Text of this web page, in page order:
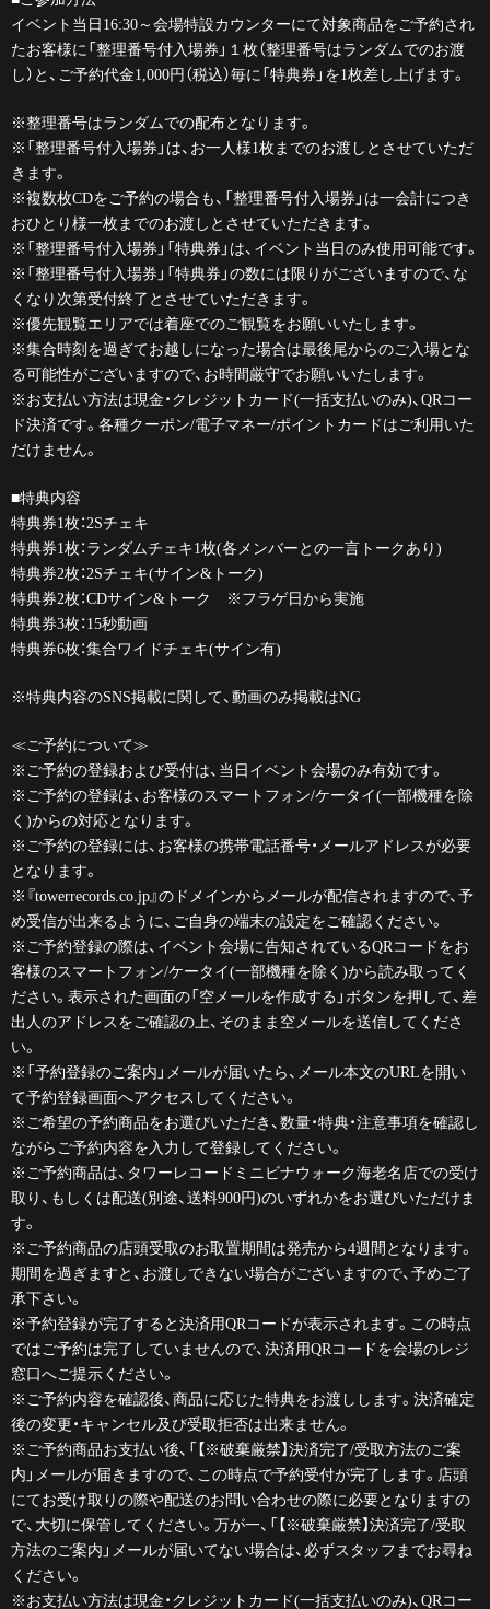
イベント当日16:30～会場特設カウンターにて対象商品をご予約され
たお客様に「整理番号付入場券」１枚（整理番号はランダムでのお渡
し）と、ご予約代金1,000円（税込）毎に「特典券」を1枚差し上げます。
※整理番号はランダムでの配布となります。
※「整理番号付入場券」は、お一人様1枚までのお渡しとさせていただ
きます。
※複数枚CDをご予約の場合も、「整理番号付入場券」は一会計につき
おひとり様一枚までのお渡しとさせていただきます。
※「整理番号付入場券」「特典券」は、イベント当日のみ使用可能です。
※「整理番号付入場券」「特典券」の数には限りがございますので、な
くなり次第受付終了とさせていただきます。
※優先観覧エリアでは着座でのご観覧をお願いいたします。
※集合時刻を過ぎてお越しになった場合は最後尾からのご入場とな
る可能性がございますので、お時間厳守でお願いいたします。
※お支払い方法は現金・クレジットカード(一括支払いのみ)、QRコー
ド決済です。各種クーポン/電子マネー/ポイントカードはご利用いた
だけません。
■特典内容
特典券1枚：2Sチェキ
特典券1枚：ランダムチェキ1枚(各メンバーとの一言トークあり)
特典券2枚：2Sチェキ(サイン&トーク)
特典券2枚：CDサイン&トーク ※フラゲ日から実施
特典券3枚：15秒動画
特典券6枚：集合ワイドチェキ(サイン有)
※特典内容のSNS掲載に関して、動画のみ掲載はNG
≪ご予約について≫
※ご予約の登録および受付は、当日イベント会場のみ有効です。
※ご予約の登録は、お客様のスマートフォン/ケータイ(一部機種を除
く)からの対応となります。
※ご予約の登録には、お客様の携帯電話番号・メールアドレスが必要
となります。
※『towerrecords.co.jp』のドメインからメールが配信されますので、予
め受信が出来るように、ご自身の端末の設定をご確認ください。
※ご予約登録の際は、イベント会場に告知されているQRコードをお
客様のスマートフォン/ケータイ(一部機種を除く)から読み取ってく
ださい。表示された画面の「空メールを作成する」ボタンを押して、差
出人のアドレスをご確認の上、そのまま空メールを送信してくださ
い。
※「予約登録のご案内」メールが届いたら、メール本文のURLを開い
て予約登録画面へアクセスしてください。
※ご希望の予約商品をお選びいただき、数量・特典・注意事項を確認し
ながらご予約内容を入力して登録してください。
※ご予約商品は、タワーレコードミニビナウォーク海老名店での受け
取り、もしくは配送(別途、送料900円)のいずれかをお選びいただけま
す。
※ご予約商品の店頭受取のお取置期間は発売から4週間となります。
期間を過ぎますと、お渡しできない場合がございますので、予めご了
承下さい。
※予約登録が完了すると決済用QRコードが表示されます。この時点
ではご予約は完了していませんので、決済用QRコードを会場のレジ
窓口へご提示ください。
※ご予約内容を確認後、商品に応じた特典をお渡しします。決済確定
後の変更・キャンセル及び受取拒否は出来ません。
※ご予約商品お支払い後、「【※破棄厳禁】決済完了/受取方法のご案
内」メールが届きますので、この時点で予約受付が完了します。店頭
にてお受け取りの際や配送のお問い合わせの際に必要となりますの
で、大切に保管してください。万が一、「【※破棄厳禁】決済完了/受取
方法のご案内」メールが届いてない場合は、必ずスタッフまでお尋ね
ください。
※お支払い方法は現金・クレジットカード(一括支払いのみ)、QRコー